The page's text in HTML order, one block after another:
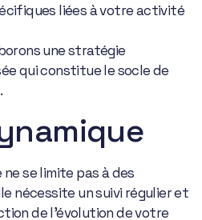
liées à votre activité
une stratégie
qui constitue le socle de
se limite pas à des
nécessite un suivi régulier et
de l’évolution de votre